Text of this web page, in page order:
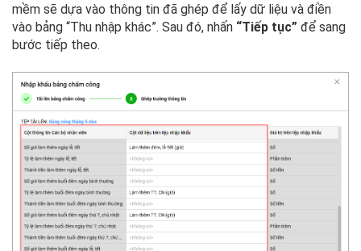
mềm sẽ dựa vào thông tin đã ghép để lấy dữ liệu và điền
vào bảng “Thu nhập khác”. Sau đó, nhấn “Tiếp tục” để sang
bước tiếp theo.